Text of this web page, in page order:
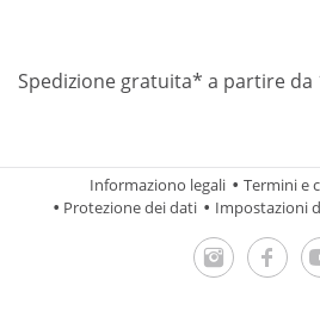
Spedizione gratuita* a partire da
Informaziono legali
Termini e
Protezione dei dati
Impostazioni